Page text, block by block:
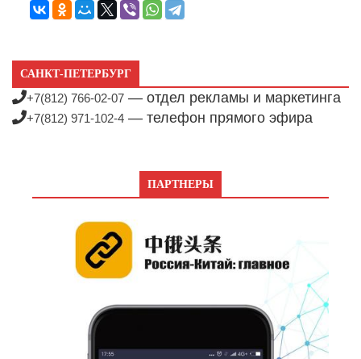
САНКТ-ПЕТЕРБУРГ
+7(812) 766-02-07 — отдел рекламы и маркетинга
+7(812) 971-102-4 — телефон прямого эфира
ПАРТНЕРЫ